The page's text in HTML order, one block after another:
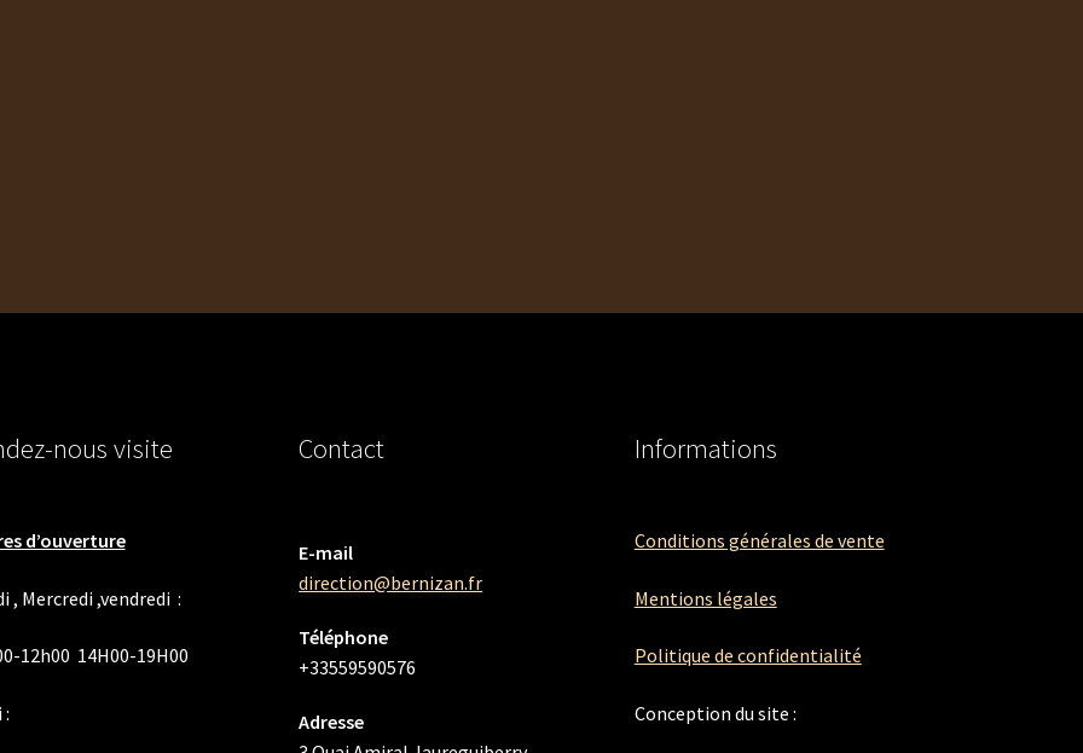
nous visite
d’ouverture
, Mercredi ,vendredi :
12h00 14H00-19H00
:
Contact
E-mail
direction@bernizan.fr
Téléphone
+33559590576
Adresse
Informations
Conditions générales de vente
Mentions légales
Politique de confidentialité
Conception du site :